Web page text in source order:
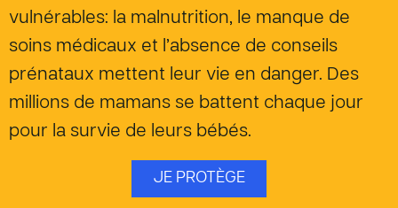
vulnérables: la malnutrition, le manque de
soins médicaux et l’absence de conseils
prénataux mettent leur vie en danger. Des
millions de mamans se battent chaque jour
pour la survie de leurs bébés.
JE PROTÈGE